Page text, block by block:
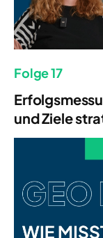
Folge 17
und Ziele